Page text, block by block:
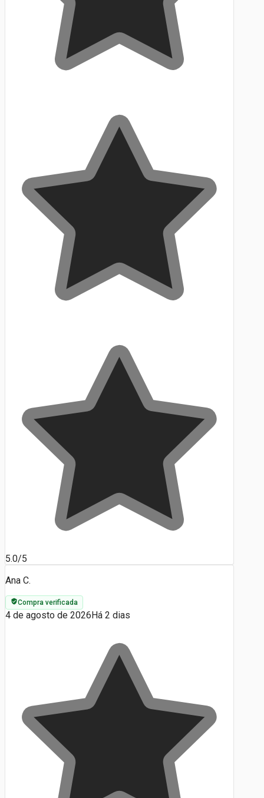
5.0/5
Ana C.
Compra verificada
4 de agosto de 2026Há 2 dias